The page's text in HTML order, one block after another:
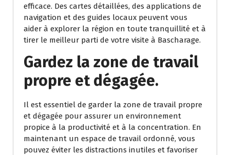
efficace. Des cartes détaillées, des applications de
navigation et des guides locaux peuvent vous
aider à explorer la région en toute tranquillité et à
tirer le meilleur parti de votre visite à Bascharage.
Gardez la zone de travail
propre et dégagée.
Il est essentiel de garder la zone de travail propre
et dégagée pour assurer un environnement
propice à la productivité et à la concentration. En
maintenant un espace de travail ordonné, vous
pouvez éviter les distractions inutiles et favoriser